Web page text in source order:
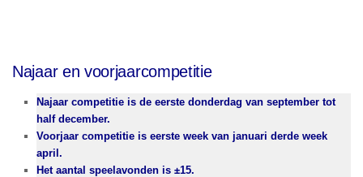
Najaar en voorjaarcompetitie
Najaar competitie is de eerste donderdag van september tot
half december.
Voorjaar competitie is eerste week van januari derde week
april.
Het aantal speelavonden is ±15.